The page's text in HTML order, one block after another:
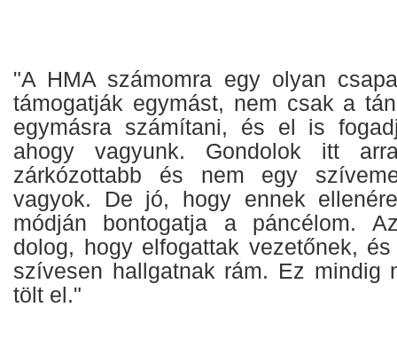
"A HMA számomra egy olyan
támogatják egymást, nem csak a
egymásra számítani, és el is
ahogy vagyunk. Gondolok itt
zárkózottabb és nem egy
vagyok. De jó, hogy ennek
módján bontogatja a páncélom.
dolog, hogy elfogattak vezetőnek,
szívesen hallgatnak rám. Ez mindig
tölt el."